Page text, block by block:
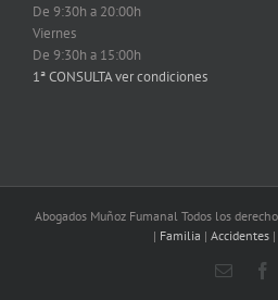
De 9:30h a 20:00h
Viernes
De 9:30h a 15:00h
1ª CONSULTA ver condiciones
Abogados Muñoz Fumanal Todos los
| Familia | Accidentes |
Email